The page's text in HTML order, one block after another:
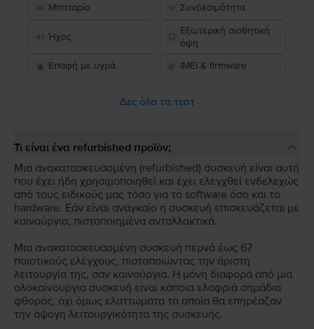
Μπαταρία Συνδεσιμότητα
Ήχος
Εξωτερική αισθητική
όψη
Επαφή με υγρά
IMEI & firmware
Δες όλα τα τεστ
Τι είναι ένα refurbished προϊόν;
Μια ανακατασκευασμένη (refurbished) συσκευή είναι αυτή
που έχει ήδη χρησιμοποιηθεί και έχει ελεγχθεί ενδελεχώς
από τους ειδικούς μας τόσο για το software όσο και το
hardware. Εάν είναι αναγκαίο η συσκευή επισκευάζεται με
καινούργια, πιστοποιημένα ανταλλακτικά.
Μια ανακατασκευασμένη συσκευή περνά έως 67
ποιοτικούς ελέγχους, πιστοποιώντας την άριστη
λειτουργία της, σαν καινούργια. Η μόνη διαφορά από μια
ολοκαίνουργια συσκευή είναι κάποια ελαφριά σημάδια
φθοράς, όχι όμως ελαττώματα τα οποία θα επηρέαζαν
την άψογη λειτουργικότητα της συσκευής.